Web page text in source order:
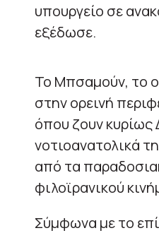
υπουργείο σε
εξέδωσε.
Το Μπσαμούν, το
στην ορεινή
όπου ζουν κυρίως
νοτιοανατολικά
από τα
φιλοϊρανικού
Σύμφωνα με το